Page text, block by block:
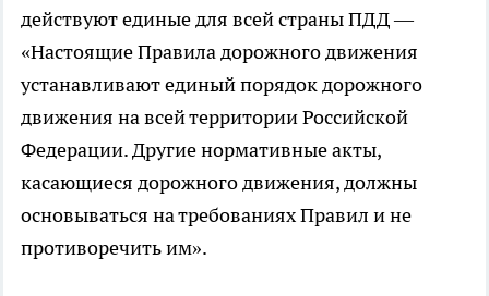
действуют единые для всей страны ПДД —
«Настоящие Правила дорожного движения
устанавливают единый порядок дорожного
движения на всей территории Российской
Федерации. Другие нормативные акты,
касающиеся дорожного движения, должны
основываться на требованиях Правил и не
противоречить им».